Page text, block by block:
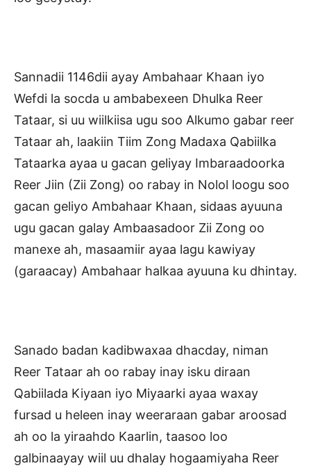
Sannadii 1146dii ayay Ambahaar Khaan iyo
Wefdi la socda u ambabexeen Dhulka Reer
Tataar, si uu wiilkiisa ugu soo Alkumo gabar reer
Tataar ah, laakiin Tiim Zong Madaxa Qabiilka
Tataarka ayaa u gacan geliyay Imbaraadoorka
Reer Jiin (Zii Zong) oo rabay in Nolol loogu soo
gacan geliyo Ambahaar Khaan, sidaas ayuuna
ugu gacan galay Ambaasadoor Zii Zong oo
manexe ah, masaamiir ayaa lagu kawiyay
(garaacay) Ambahaar halkaa ayuuna ku dhintay.
Sanado badan kadibwaxaa dhacday, niman
Reer Tataar ah oo rabay inay isku diraan
Qabiilada Kiyaan iyo Miyaarki ayaa waxay
fursad u heleen inay weeraraan gabar aroosad
ah oo la yiraahdo Kaarlin, taasoo loo
galbinaayay wiil uu dhalay hogaamiyaha Reer